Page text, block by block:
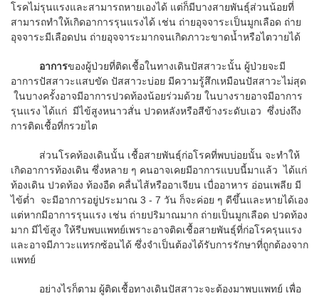
โรคไม่รุนแรงและสามารถหายเองได้ แต่ก็มีบางสายพันธุ์ส่วนน้อยที่
สามารถทำให้เกิดอาการรุนแรงได้ เช่น ถ่ายอุจจาระเป็นมูกเลือด ถ่าย
อุจจาระมีเลือดปน ถ่ายอุจจาระมากจนเกิดภาวะขาดน้ำหรือไตวายได้
อาการของผู้ป่วยที่ติดเชื้อในทางเดินปัสสาวะนั้น ผู้ป่วยจะมี
อาการปัสสาวะแสบขัด ปัสสาวะบ่อย มีความรู้สึกเหมือนปัสสาวะไม่สุด
ในบางครั้งอาจมีอาการปวดท้องน้อยร่วมด้วย ในบางรายอาจมีอาการ
รุนแรง ได้แก่ มีไข้สูงหนาวสั่น ปวดหลังหรือสีข้างระดับเอว ซึ่งบ่งถึง
การติดเชื้อที่กรวยไต
ส่วนโรคท้องเดินนั้น เชื้อสายพันธุ์ก่อโรคที่พบบ่อยนั้น จะทำให้
เกิดอาการท้องเดิน ซึ่งหลาย ๆ คนอาจเคยมีอาการแบบนี้มาแล้ว ได้แก่
ท้องเดิน ปวดท้อง ท้องอืด คลื่นไส้หรืออาเจียน เบื่ออาหาร อ่อนเพลีย มี
ไข้ต่ำ จะมีอาการอยู่ประมาณ 3 - 7 วัน ก็จะค่อย ๆ ดีขึ้นและหายได้เอง
แต่หากมีอาการรุนแรง เช่น ถ่ายปริมาณมาก ถ่ายเป็นมูกเลือด ปวดท้อง
มาก มีไข้สูง ให้รีบพบแพทย์เพราะอาจติดเชื้อสายพันธุ์ที่ก่อโรครุนแรง
และอาจมีภาวะแทรกซ้อนได้ ซึ่งจำเป็นต้องได้รับการรักษาที่ถูกต้องจาก
แพทย์
อย่างไรก็ตาม ผู้ติดเชื้อทางเดินปัสสาวะจะต้องมาพบแพทย์ เพื่อ